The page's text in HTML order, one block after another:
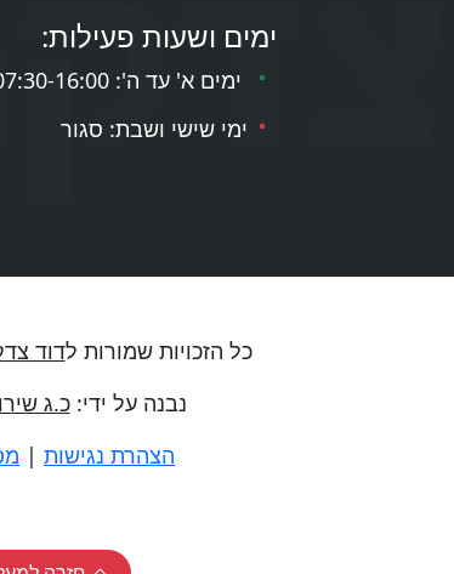
ימים ושעות פעילות:
ימים א' עד ה': 07:30-16:00
ימי שישי ושבת: סגור
כל הזכויות שמורות לדוד
נבנה על ידי:כ.ג
הצהרת נגישות |